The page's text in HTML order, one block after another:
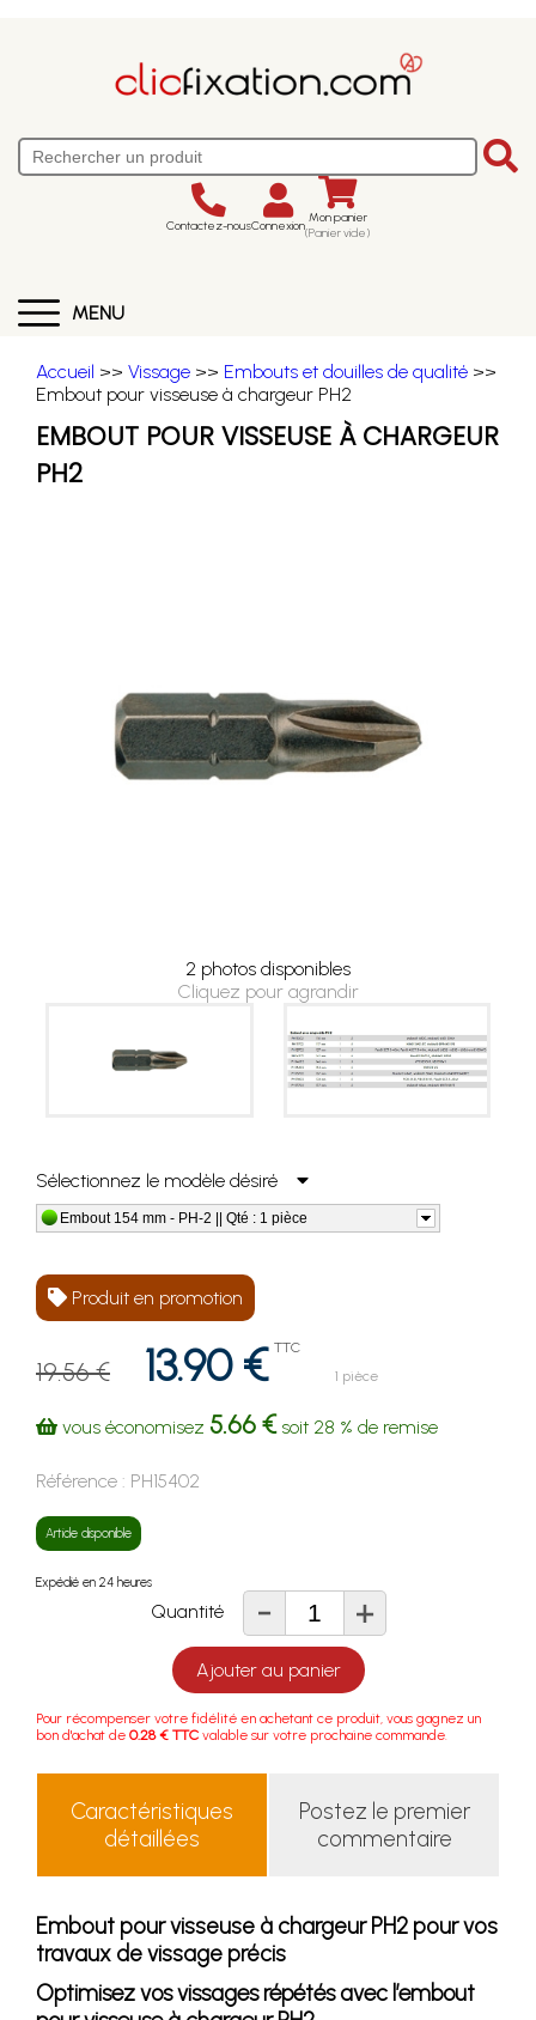
Contactez-nousConnexion Mon panier
(Panier vide)
MENU
Accueil >> Vissage >> Embouts et douilles de qualité >>
Embout pour visseuse à chargeur PH2
EMBOUT POUR VISSEUSE À CHARGEUR
PH2
2 photos disponibles
Cliquez pour agrandir
Sélectionnez le modèle désiré
Embout 154 mm - PH-2 || Qté : 1 pièce
Produit en promotion
19.56 € 13.90 € TTC
1 pièce
vous économisez 5.66 €soit 28 % de remise
Référence : PH15402
Article disponible
Expédié en 24 heures
Quantité - +
Ajouter au panier
Pour récompenser votre fidélité en achetant ce produit, vous gagnez un
bon d'achat de 0.28 € TTC valable sur votre prochaine commande.
Caractéristiques
détaillées
Postez le premier
commentaire
Embout pour visseuse à chargeur PH2 pour vos
travaux de vissage précis
Optimisez vos vissages répétés avec l’embout